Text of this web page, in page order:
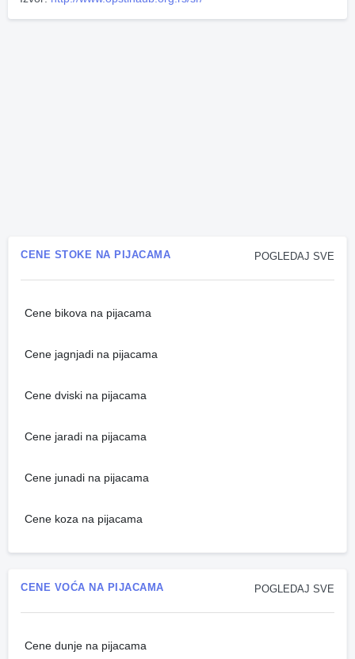
POGLEDAJ SVE
CENE STOKE NA PIJACAMA
Cene bikova na pijacama
Cene jagnjadi na pijacama
Cene dviski na pijacama
Cene jaradi na pijacama
Cene junadi na pijacama
Cene koza na pijacama
POGLEDAJ SVE
CENE VOĆA NA PIJACAMA
Cene dunje na pijacama